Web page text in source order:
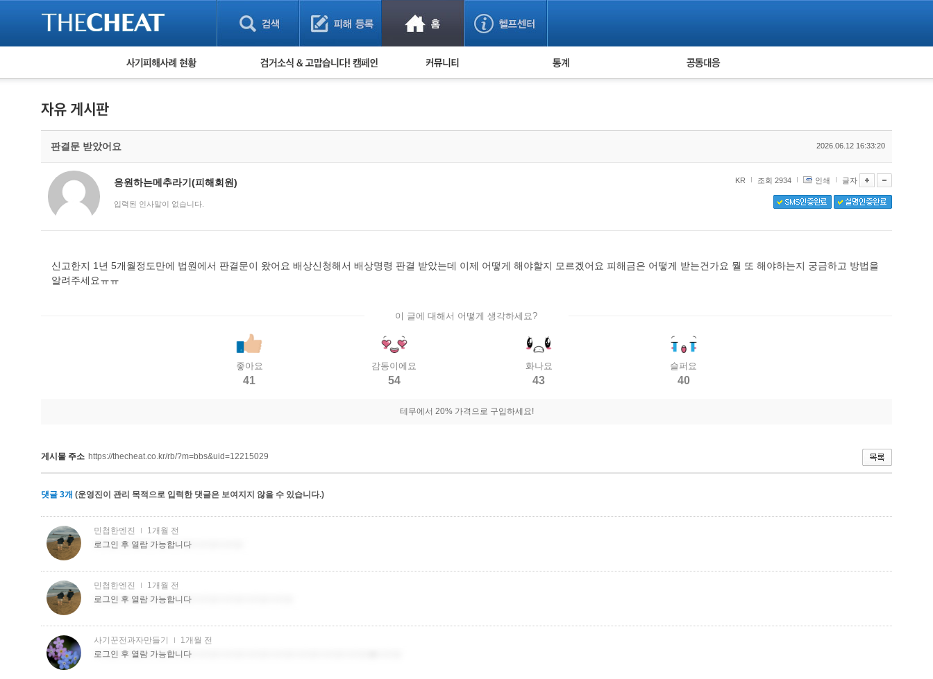
피해사례 현황
유해사이트 목록
비공개 피해사례
워킹홀리데이 피해사례
검거 소식 사기 예방했어요! 누적 피해사례 통계 피해자 공동대응
판결문 받았어요 2026.06.12 16:33:20
응원하는메추라기(피해회원)
입력된 인사말이 없습니다.
KR 조회 2934 인쇄 글자
신고한지 1년 5개월정도만에 법원에서 판결문이 왔어요 배상신청해서 배상명령 판결 받았는데 이제 어떻게 해야할지 모르겠어요 피해금은 어떻게 받는건가요 뭘 또 해야하는지 궁금하고 방법을
알려주세요ㅠㅠ
이 글에 대해서 어떻게 생각하세요?
좋아요
41
감동이에요
54
화나요
43
슬퍼요
40
테무에서 20% 가격으로 구입하세요!
게시물 주소 https://thecheat.co.kr/rb/?m=bbs&uid=12215029
댓글 3개 (운영진이 관리 목적으로 입력한 댓글은 보여지지 않을 수 있습니다.)